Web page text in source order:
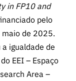
s
públicas
Manifesta
ções de
Interesse
FCCN,
serviços
in FP10 and
pelo
maio de 2025.
igualdade de
EEI – Espaço
Area –